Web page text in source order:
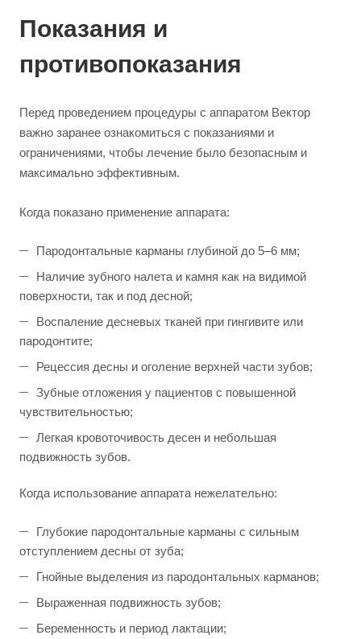
Показания и
противопоказания
Перед проведением процедуры с аппаратом Вектор
важно заранее ознакомиться с показаниями и
ограничениями, чтобы лечение было безопасным и
максимально эффективным.
Когда показано применение аппарата:
Пародонтальные карманы глубиной до 5–6 мм;
Наличие зубного налета и камня как на видимой
поверхности, так и под десной;
Воспаление десневых тканей при гингивите или
пародонтите;
Рецессия десны и оголение верхней части зубов;
Зубные отложения у пациентов с повышенной
чувствительностью;
Легкая кровоточивость десен и небольшая
подвижность зубов.
Когда использование аппарата нежелательно:
Глубокие пародонтальные карманы с сильным
отступлением десны от зуба;
Гнойные выделения из пародонтальных карманов;
Выраженная подвижность зубов;
Беременность и период лактации;